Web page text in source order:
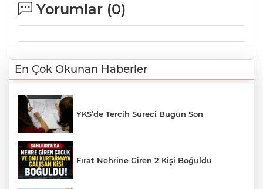
Yorumlar (0)
En Çok Okunan Haberler
YKS’de Tercih Süreci Bugün Son
Fırat Nehrine Giren 2 Kişi Boğuldu